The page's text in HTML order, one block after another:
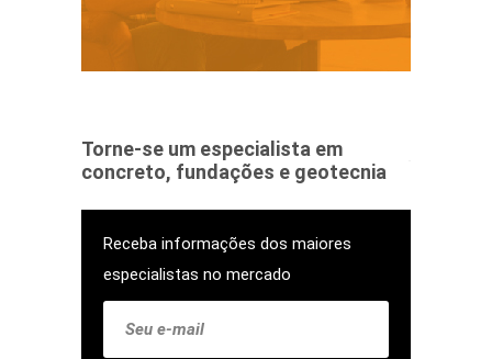
Torne-se um especialista em
concreto, fundações e geotecnia
Receba informações dos maiores
especialistas no mercado